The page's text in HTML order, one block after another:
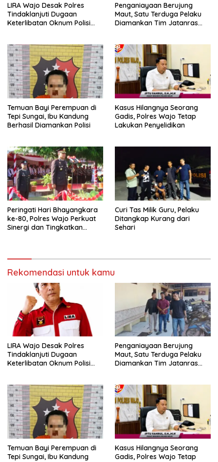
LIRA Wajo Desak Polres
Tindaklanjuti Dugaan
Keterlibatan Oknum Polisi
Penganiayaan Berujung
Maut, Satu Terduga Pelaku
Diamankan Tim Jatanras
Temuan Bayi Perempuan di
Tepi Sungai, Ibu Kandung
Berhasil Diamankan Polisi
Kasus Hilangnya Seorang
Gadis, Polres Wajo Tetap
Lakukan Penyelidikan
Peringati Hari Bhayangkara
ke-80, Polres Wajo Perkuat
Sinergi dan Tingkatkan
Curi Tas Milik Guru, Pelaku
Ditangkap Kurang dari
Sehari
Rekomendasi untuk kamu
LIRA Wajo Desak Polres
Tindaklanjuti Dugaan
Keterlibatan Oknum Polisi
Penganiayaan Berujung
Maut, Satu Terduga Pelaku
Diamankan Tim Jatanras
Temuan Bayi Perempuan di
Tepi Sungai, Ibu Kandung
Kasus Hilangnya Seorang
Gadis, Polres Wajo Tetap